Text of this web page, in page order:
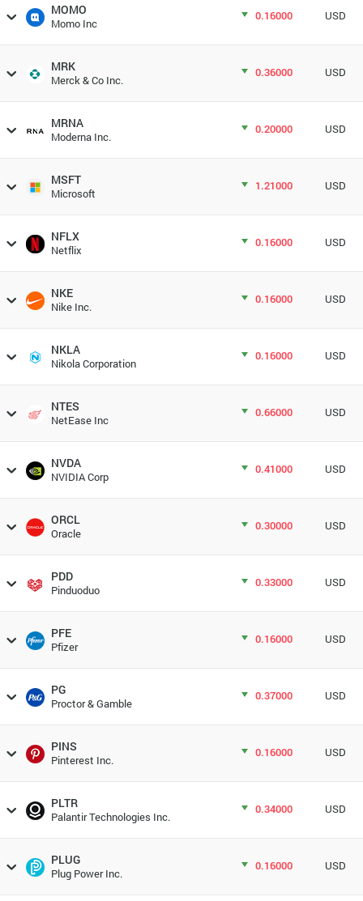
MOMO
Momo Inc
0.16000 USD
MRK
Merck & Co Inc.
0.36000 USD
MRNA
Moderna Inc.
0.20000 USD
MSFT
Microsoft
1.21000 USD
NFLX
Netflix
0.16000 USD
NKE
Nike Inc.
0.16000 USD
NKLA
Nikola Corporation
0.16000 USD
NTES
NetEase Inc
0.66000 USD
NVDA
NVIDIA Corp
0.41000 USD
ORCL
Oracle
0.30000 USD
PDD
Pinduoduo
0.33000 USD
PFE
Pfizer
0.16000 USD
PG
Proctor & Gamble
0.37000 USD
PINS
Pinterest Inc.
0.16000 USD
PLTR
Palantir Technologies Inc.
0.34000 USD
PLUG
Plug Power Inc.
0.16000 USD